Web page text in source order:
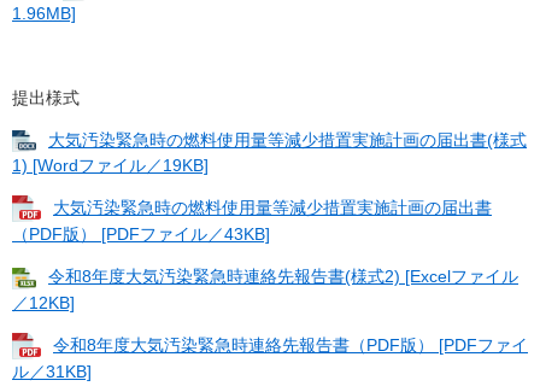
1.96MB]
提出様式
大気汚染緊急時の燃料使用量等減少措置実施計画の届出書(様式
1) [Wordファイル／19KB]
大気汚染緊急時の燃料使用量等減少措置実施計画の届出書
（PDF版） [PDFファイル／43KB]
令和8年度大気汚染緊急時連絡先報告書(様式2) [Excelファイル
／12KB]
令和8年度大気汚染緊急時連絡先報告書（PDF版） [PDFファイ
ル／31KB]